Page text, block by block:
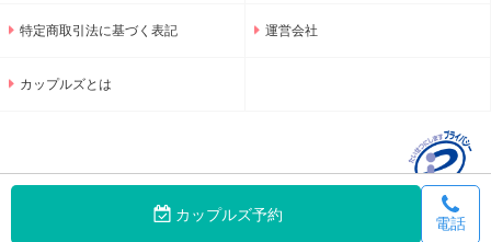
カップルズ予約 電話
特定商取引法に基づく表記 運営会社
カップルズとは